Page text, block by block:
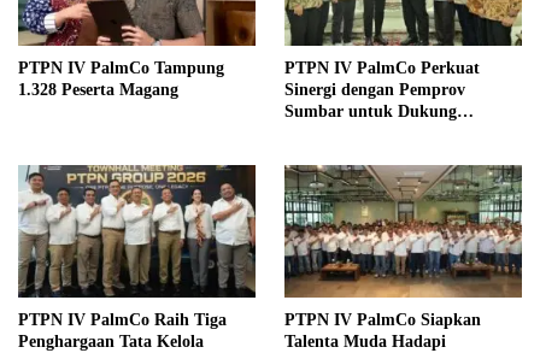
PTPN IV PalmCo Tampung
1.328 Peserta Magang
PTPN IV PalmCo Perkuat
Sinergi dengan Pemprov
Sumbar untuk Dukung
PTPN IV PalmCo Raih Tiga
Penghargaan Tata Kelola
PTPN IV PalmCo Siapkan
Talenta Muda Hadapi